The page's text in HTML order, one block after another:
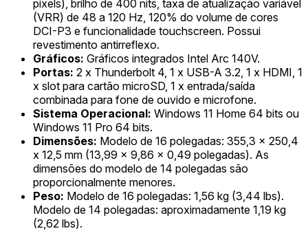
pixels), brilho de 400 nits, taxa de atualização variável
(VRR) de 48 a 120 Hz, 120% do volume de cores
DCI-P3 e funcionalidade touchscreen. Possui
revestimento antirreflexo.
Gráficos: Gráficos integrados Intel Arc 140V.
Portas: 2 x Thunderbolt 4, 1 x USB-A 3.2, 1 x HDMI, 1
x slot para cartão microSD, 1 x entrada/saída
combinada para fone de ouvido e microfone.
Sistema Operacional: Windows 11 Home 64 bits ou
Windows 11 Pro 64 bits.
Dimensões: Modelo de 16 polegadas: 355,3 x 250,4
x 12,5 mm (13,99 x 9,86 x 0,49 polegadas). As
dimensões do modelo de 14 polegadas são
proporcionalmente menores.
Peso: Modelo de 16 polegadas: 1,56 kg (3,44 lbs).
Modelo de 14 polegadas: aproximadamente 1,19 kg
(2,62 lbs).